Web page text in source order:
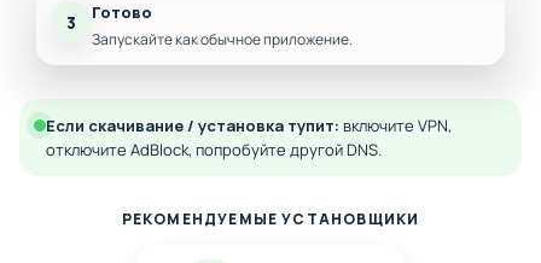
3 Готово
Запускайте как обычное приложение.
Если скачивание / установка тупит: включите VPN,
отключите AdBlock, попробуйте другой DNS.
РЕКОМЕНДУЕМЫЕ УСТАНОВЩИКИ